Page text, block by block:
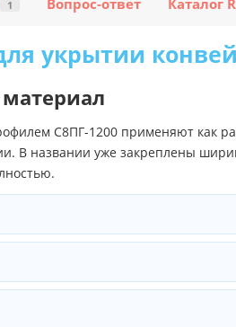
1 Вопрос-ответ Каталог
укрытии
С8ПГ-1200 применяют как
В названии уже закреплены